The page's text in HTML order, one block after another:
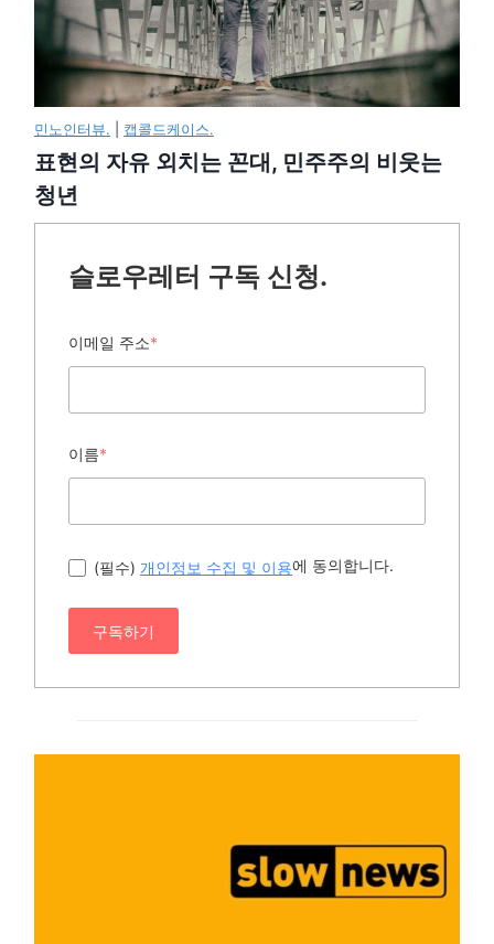
민노인터뷰. 캡콜드케이스.
표현의 자유 외치는 꼰대, 민주주의 비웃는
청년
슬로우레터 구독 신청.
이메일 주소*
이름*
(필수) 개인정보 수집 및 이용에 동의합니다.
구독하기